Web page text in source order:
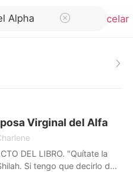
Cancelar
Virginal del Alfa
DEL LIBRO. "Quítate la
Si tengo que decirlo de